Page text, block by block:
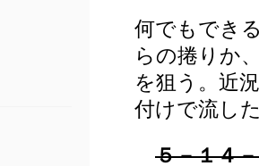
何でもでき
らの捲りか
を狙う。近
付けで流し
５－１４